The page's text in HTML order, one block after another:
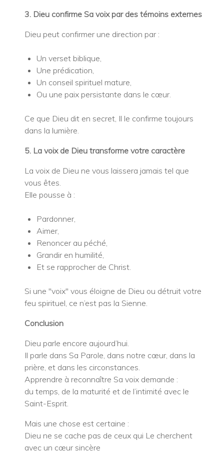
3. Dieu confirme Sa voix par des témoins externes
Dieu peut confirmer une direction par :
Un verset biblique,
Une prédication,
Un conseil spirituel mature,
Ou une paix persistante dans le cœur.
Ce que Dieu dit en secret, Il le confirme toujours
dans la lumière.
5. La voix de Dieu transforme votre caractère
La voix de Dieu ne vous laissera jamais tel que
vous êtes.
Elle pousse à :
Pardonner,
Aimer,
Renoncer au péché,
Grandir en humilité,
Et se rapprocher de Christ.
Si une "voix" vous éloigne de Dieu ou détruit votre
feu spirituel, ce n’est pas la Sienne.
Conclusion
Dieu parle encore aujourd’hui.
Il parle dans Sa Parole, dans notre cœur, dans la
prière, et dans les circonstances.
Apprendre à reconnaître Sa voix demande :
du temps, de la maturité et de l’intimité avec le
Saint-Esprit.
Mais une chose est certaine :
Dieu ne se cache pas de ceux qui Le cherchent
avec un cœur sincère